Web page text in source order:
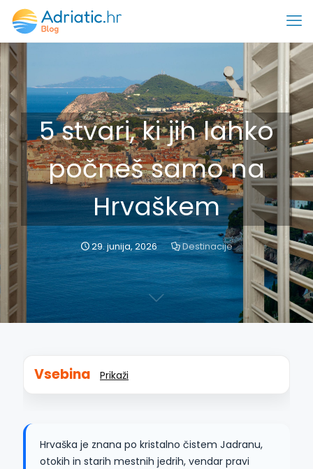
5 stvari, ki jih lahko
počneš samo na
Hrvaškem
29. junija, 2026 Destinacije
Vsebina Prikaži
Hrvaška je znana po kristalno čistem Jadranu,
otokih in starih mestnih jedrih, vendar pravi